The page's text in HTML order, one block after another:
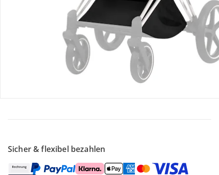
Kontakt & Service
Filialen & Beratung
Sicher & flexibel bezahlen